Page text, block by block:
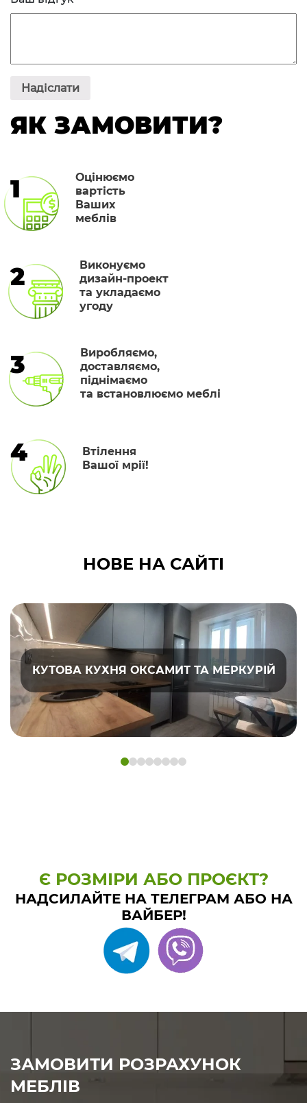
ЯК ЗАМОВИТИ?
1
Оцінюємо
вартість
Ваших
меблів
2
Виконуємо
дизайн-проект
та укладаємо
угоду
3
Виробляємо,
доставляємо,
піднімаємо
та встановлюємо меблі
4
Втілення
Вашої мрії!
НОВЕ НА САЙТІ
КУТОВА КУХНЯ ОКСАМИТ ТА МЕРКУРІЙ
Є РОЗМІРИ АБО ПРОЄКТ?
НАДСИЛАЙТЕ НА ТЕЛЕГРАМ АБО НА
ВАЙБЕР!
ЗАМОВИТИ РОЗРАХУНОК
МЕБЛІВ